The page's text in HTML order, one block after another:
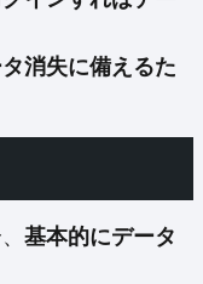
消失に備えるた
基本的にデータ